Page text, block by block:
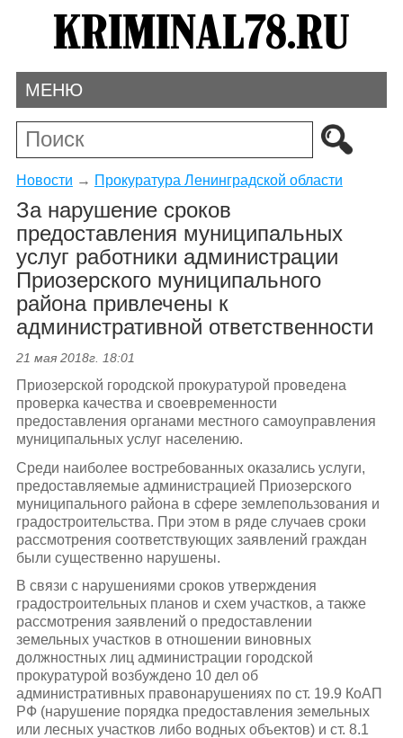
МЕНЮ
Новости → Прокуратура Ленинградской области
За нарушение сроков
предоставления муниципальных
услуг работники администрации
Приозерского муниципального
района привлечены к
административной ответственности
21 мая 2018г. 18:01
Приозерской городской прокуратурой проведена
проверка качества и своевременности
предоставления органами местного самоуправления
муниципальных услуг населению.
Среди наиболее востребованных оказались услуги,
предоставляемые администрацией Приозерского
муниципального района в сфере землепользования и
градостроительства. При этом в ряде случаев сроки
рассмотрения соответствующих заявлений граждан
были существенно нарушены.
В связи с нарушениями сроков утверждения
градостроительных планов и схем участков, а также
рассмотрения заявлений о предоставлении
земельных участков в отношении виновных
должностных лиц администрации городской
прокуратурой возбуждено 10 дел об
административных правонарушениях по ст. 19.9 КоАП
РФ (нарушение порядка предоставления земельных
или лесных участков либо водных объектов) и ст. 8.1